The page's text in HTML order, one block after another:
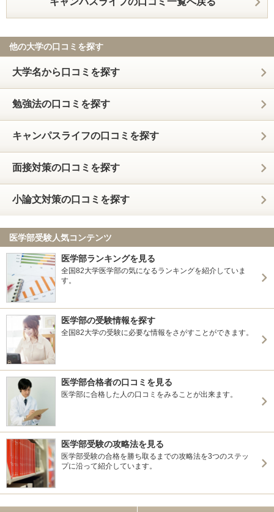
他の大学の口コミを探す
大学名から口コミを探す
勉強法の口コミを探す
キャンパスライフの口コミを探す
面接対策の口コミを探す
小論文対策の口コミを探す
医学部受験人気コンテンツ
医学部ランキングを見る
全国82大学医学部の気になるランキングを紹介していま
す。
医学部の受験情報を探す
全国82大学の受験に必要な情報をさがすことができます。
医学部合格者の口コミを見る
医学部に合格した人の口コミをみることが出来ます。
医学部受験の攻略法を見る
医学部受験の合格を勝ち取るまでの攻略法を3つのステッ
プに沿って紹介しています。